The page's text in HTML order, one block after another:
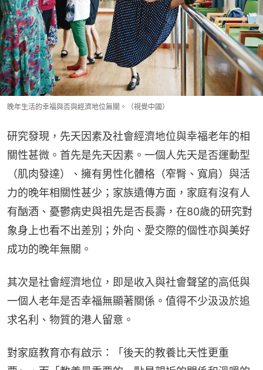
晚年生活的幸福與否與經濟地位無關。（視覺中國）
研究發現，先天因素及社會經濟地位與幸福老年的相
關性甚微。首先是先天因素。一個人先天是否運動型
（肌肉發達）、擁有男性化體格（窄臀、寬肩）與活
力的晚年相關性甚少；家族遺傳方面，家庭有沒有人
有酗酒、憂鬱病史與祖先是否長壽，在80歲的研究對
象身上也看不出差別；外向、愛交際的個性亦與美好
成功的晚年無關。
其次是社會經濟地位，即是收入與社會聲望的高低與
一個人老年是否幸福無顯著關係。值得不少汲汲於追
求名利、物質的港人留意。
對家庭教育亦有啟示：「後天的教養比天性更重